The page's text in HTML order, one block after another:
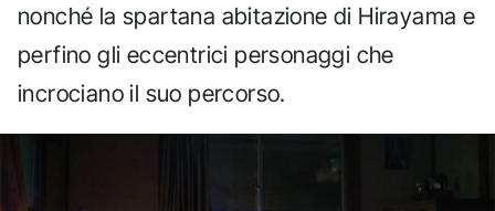
nonché la spartana abitazione di Hirayama e
perfino gli eccentrici personaggi che
incrociano il suo percorso.